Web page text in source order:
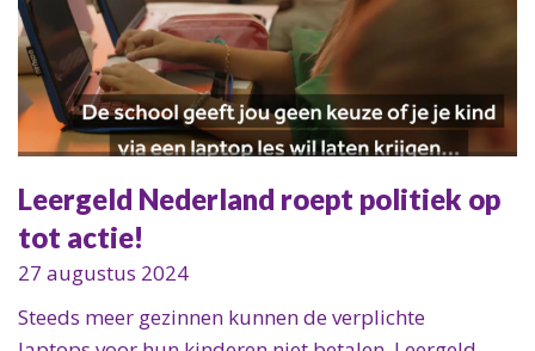
Leergeld Nederland roept politiek op
tot actie!
27 augustus 2024
Steeds meer gezinnen kunnen de verplichte